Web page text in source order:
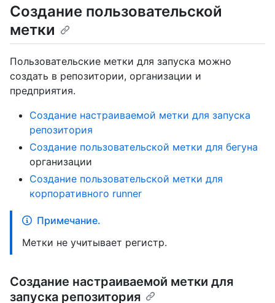
Создание пользовательской
метки
Пользовательские метки для запуска можно
создать в репозитории, организации и
предприятия.
Создание настраиваемой метки для запуска
репозитория
Создание пользовательской метки для бегуна
организации
Создание пользовательской метки для
корпоративного runner
Примечание.
Метки не учитывает регистр.
Создание настраиваемой метки для
запуска репозитория